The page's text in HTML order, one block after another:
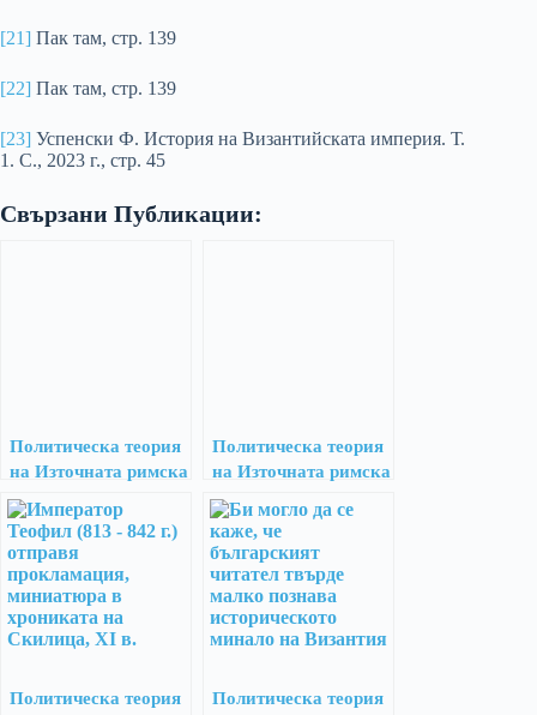
[21] Пак там, стр. 139
[22] Пак там, стр. 139
[23] Успенски Ф. История на Византийската империя. Т.
1. С., 2023 г., стр. 45
Свързани Публикации:
Политическа теория
на Източната римска
империя – втора част
Политическа теория
на Източната римска
империя – четвърта
част
Политическа теория
Политическа теория